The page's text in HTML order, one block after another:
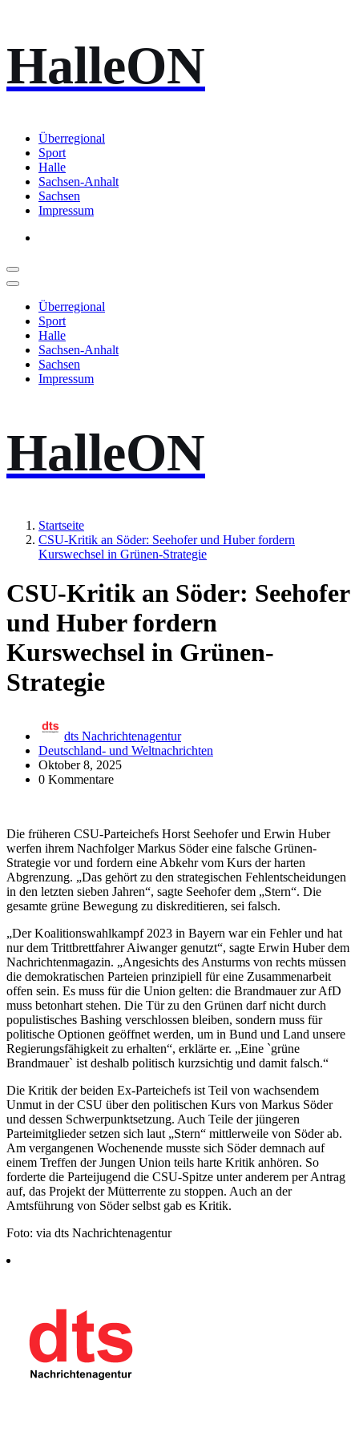
Inhalt
springen
HalleON
Überregional
Sport
Halle
Sachsen-Anhalt
Sachsen
Impressum
Überregional
Sport
Halle
Sachsen-Anhalt
Sachsen
Impressum
HalleON
Startseite
CSU-Kritik an Söder: Seehofer und Huber fordern
Kurswechsel in Grünen-Strategie
CSU-Kritik an Söder: Seehofer
und Huber fordern
Kurswechsel in Grünen-
Strategie
dts Nachrichtenagentur
Deutschland- und Weltnachrichten
Oktober 8, 2025
0 Kommentare
Die früheren CSU-Parteichefs Horst Seehofer und Erwin Huber
werfen ihrem Nachfolger Markus Söder eine falsche Grünen-
Strategie vor und fordern eine Abkehr vom Kurs der harten
Abgrenzung. „Das gehört zu den strategischen Fehlentscheidungen
in den letzten sieben Jahren“, sagte Seehofer dem „Stern“. Die
gesamte grüne Bewegung zu diskreditieren, sei falsch.
„Der Koalitionswahlkampf 2023 in Bayern war ein Fehler und hat
nur dem Trittbrettfahrer Aiwanger genutzt“, sagte Erwin Huber dem
Nachrichtenmagazin. „Angesichts des Ansturms von rechts müssen
die demokratischen Parteien prinzipiell für eine Zusammenarbeit
offen sein. Es muss für die Union gelten: die Brandmauer zur AfD
muss betonhart stehen. Die Tür zu den Grünen darf nicht durch
populistisches Bashing verschlossen bleiben, sondern muss für
politische Optionen geöffnet werden, um in Bund und Land unsere
Regierungsfähigkeit zu erhalten“, erklärte er. „Eine `grüne
Brandmauer` ist deshalb politisch kurzsichtig und damit falsch.“
Die Kritik der beiden Ex-Parteichefs ist Teil von wachsendem
Unmut in der CSU über den politischen Kurs von Markus Söder
und dessen Schwerpunktsetzung. Auch Teile der jüngeren
Parteimitglieder setzen sich laut „Stern“ mittlerweile von Söder ab.
Am vergangenen Wochenende musste sich Söder demnach auf
einem Treffen der Jungen Union teils harte Kritik anhören. So
forderte die Parteijugend die CSU-Spitze unter anderem per Antrag
auf, das Projekt der Mütterrente zu stoppen. Auch an der
Amtsführung von Söder selbst gab es Kritik.
Foto: via dts Nachrichtenagentur